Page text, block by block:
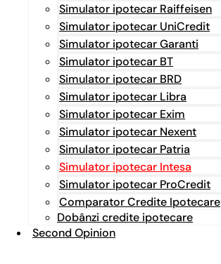
Simulator ipotecar Raiffeisen
Simulator ipotecar UniCredit
Simulator ipotecar Garanti
Simulator ipotecar BT
Simulator ipotecar BRD
Simulator ipotecar Libra
Simulator ipotecar Exim
Simulator ipotecar Nexent
Simulator ipotecar Patria
Simulator ipotecar Intesa
Simulator ipotecar ProCredit
Comparator Credite Ipotecare
Dobânzi credite ipotecare
Second Opinion